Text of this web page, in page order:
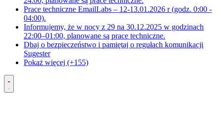
Prace techniczne EmailLabs – 12-13.01.2026 r (godz. 0:00 -
04:00).
Informujemy, że w nocy z 29 na 30.12.2025 w godzinach
22:00–01:00, planowane są prace techniczne.
Dbaj o bezpieczeństwo i pamiętaj o regułach komunikacji
Sugester
Pokaż więcej (+155)